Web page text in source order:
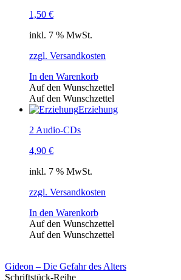
1,50 €
inkl. 7 % MwSt.
zzgl. Versandkosten
In den Warenkorb
Auf den Wunschzettel
Auf den Wunschzettel
Erziehung
2 Audio-CDs
4,90 €
inkl. 7 % MwSt.
zzgl. Versandkosten
In den Warenkorb
Auf den Wunschzettel
Auf den Wunschzettel
Gideon – Die Gefahr des Alters
Schriftstück-Reihe